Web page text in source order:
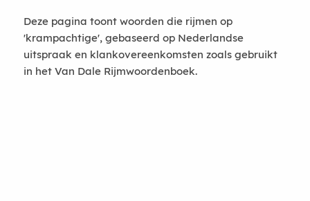
Deze pagina toont woorden die rijmen op
'krampachtige', gebaseerd op Nederlandse
uitspraak en klankovereenkomsten zoals gebruikt
in het Van Dale Rijmwoordenboek.